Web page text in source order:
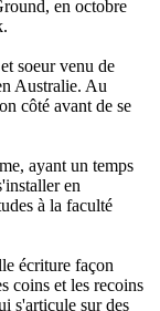
en octobre
soeur venu de
Australie. Au
côté avant de se
ayant un temps
en
à la faculté
écriture façon
coins et les recoins
s'articule sur des